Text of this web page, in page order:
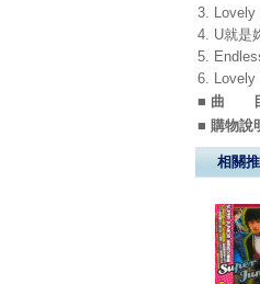
3. Lovely
4. U就是
5.
6. Lovely
■ 曲
■ 購物說
相關